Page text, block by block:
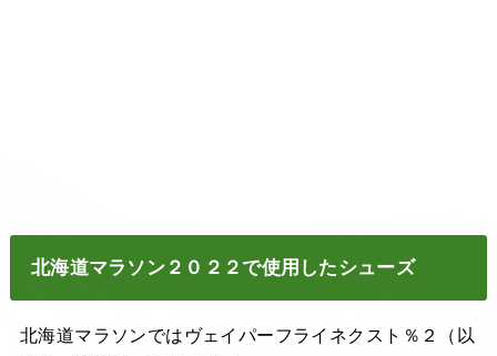
北海道マラソン２０２２で使用したシューズ
北海道マラソンではヴェイパーフライネクスト％２（以